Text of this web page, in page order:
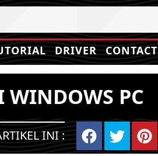
DRIVER
WINDOWS PC
INI :